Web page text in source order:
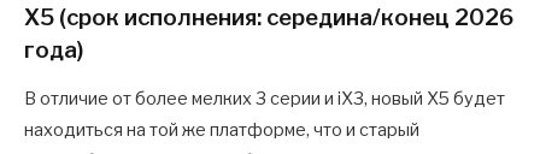
X5 (срок исполнения: середина/конец 2026
года)
В отличие от более мелких 3 серии и iX3, новый X5 будет
находиться на той же платформе, что и старый